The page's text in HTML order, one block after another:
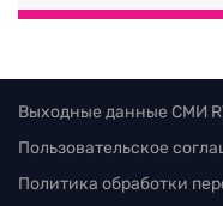
Выходные данные СМИ
Пользовательское
Политика обработки